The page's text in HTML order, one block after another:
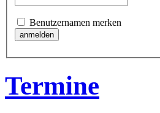
Benutzernamen merken
Termine